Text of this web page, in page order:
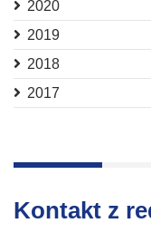
2020
2019
2018
2017
Kontakt z